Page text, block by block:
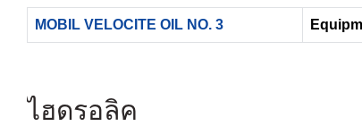
MOBIL VELOCITE OIL NO. 3
ไฮดรอลิค